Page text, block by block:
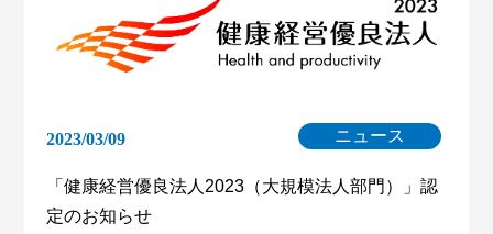
2023/03/09 ニュース
「健康経営優良法人2023（大規模法人部門）」認
定のお知らせ